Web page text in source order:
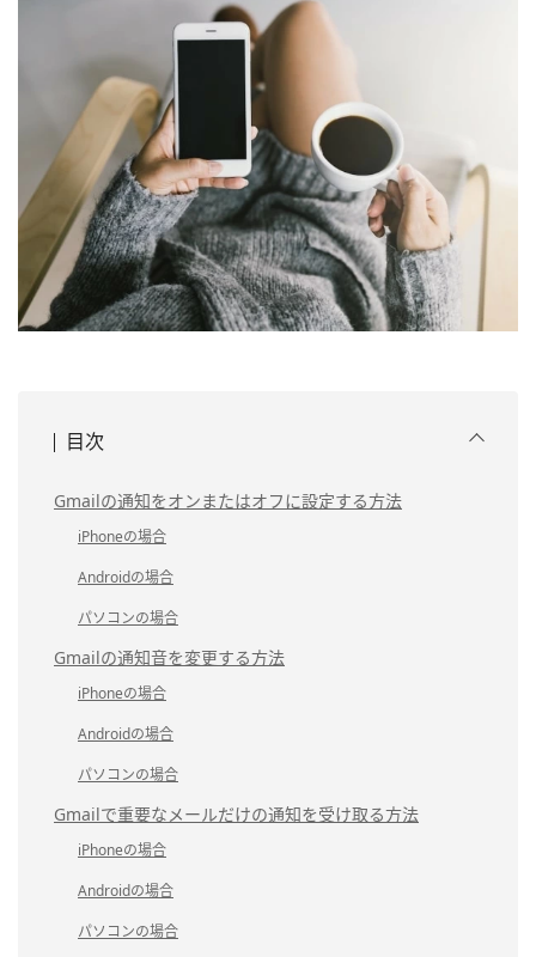
目次
Gmailの通知をオンまたはオフに設定する方法
iPhoneの場合
Androidの場合
パソコンの場合
Gmailの通知音を変更する方法
iPhoneの場合
Androidの場合
パソコンの場合
Gmailで重要なメールだけの通知を受け取る方法
iPhoneの場合
Androidの場合
パソコンの場合